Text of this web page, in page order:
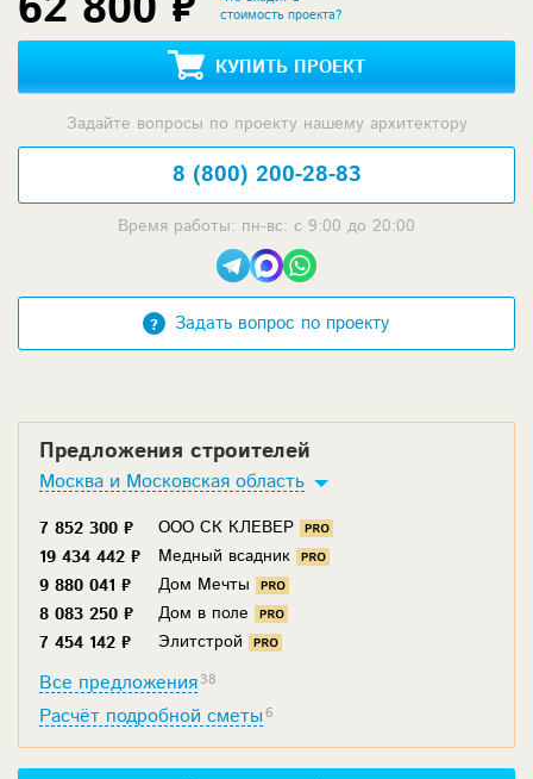
стоимость проекта?
КУПИТЬ ПРОЕКТ
Задайте вопросы по проекту нашему архитектору
8 (800) 200-28-83
Время работы: пн-вс: с 9:00 до 20:00
Задать вопрос по проекту
Предложения строителей
Москва и Московская область
7 852 300 ₽
ООО СК КЛЕВЕР
19 434 442 ₽
Медный всадник
9 880 041 ₽
Дом Мечты
8 083 250 ₽
Дом в поле
7 454 142 ₽
Элитстрой
Все предложения38
Расчёт подробной сметы6